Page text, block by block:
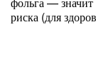
риска (для